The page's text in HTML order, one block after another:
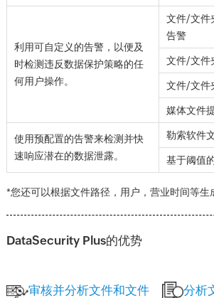
利用可自定义的告警，以便及
时检测违反数据保护策略的任
何用户操作。
文件/文件
告警
文件/文件
文件/文件
媒体文件
使用预配置的告警来检测并快
速响应潜在的数据泄露。
勒索软件
基于阈值
*您还可以根据文件路径，用户，营业时间等生
DataSecurity Plus的优势
审核并分析文件和文件
分析